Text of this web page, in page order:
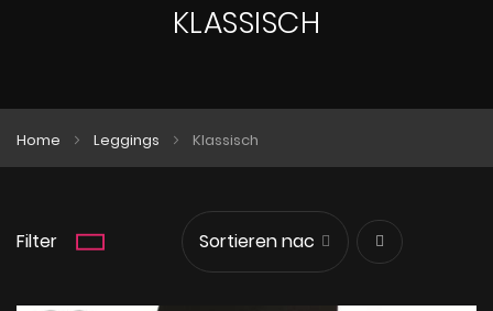
KLASSISCH
Home Leggings Klassisch
Filter
Absteigend
sortieren